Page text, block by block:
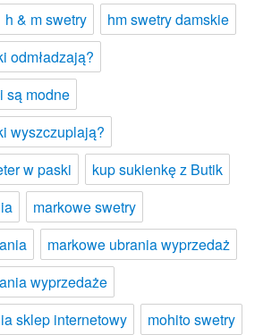
h & m swetry
hm swetry damskie
odmładzają?
są modne
wyszczuplają?
w paski
kup sukienkę z Butik
markowe swetry
markowe ubrania wyprzedaż
wyprzedaże
sklep internetowy
mohito swetry